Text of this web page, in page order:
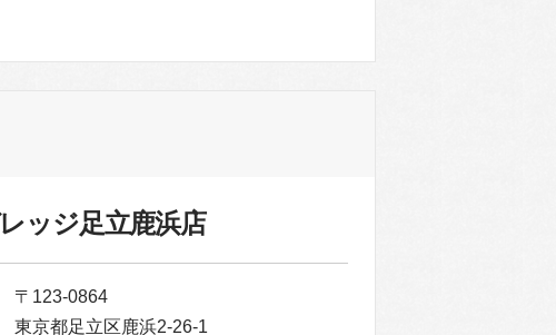
ッジ足立鹿浜店
〒123-0864
東京都足立区鹿浜2-26-1